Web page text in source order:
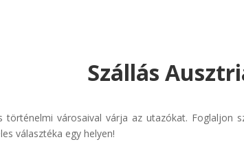
Szállás
történelmi városaival várja az utazókat. Foglaljon
választéka egy helyen!